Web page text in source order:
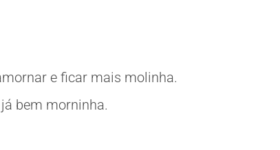
e ficar mais molinha.
bem morninha.